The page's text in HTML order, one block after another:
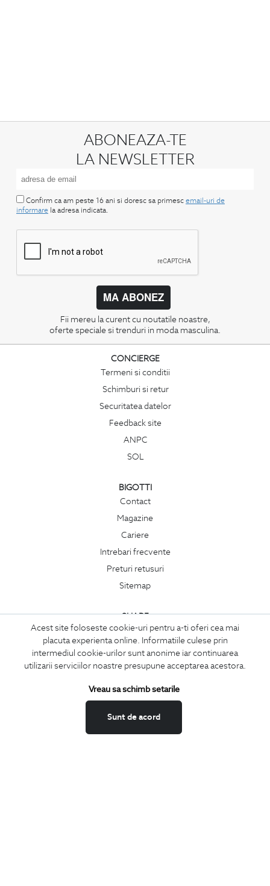
Acest site foloseste cookie-uri pentru a-ti oferi cea mai
placuta experienta online. Informatiile culese prin
intermediul cookie-urilor sunt anonime iar continuarea
utilizarii serviciilor noastre presupune acceptarea acestora.
Sunt de acord
Vreau sa schimb setarile
ABONEAZA-TE
LA NEWSLETTER
Confirm ca am peste 16 ani si doresc sa primesc email-uri de
informare la adresa indicata.
MA ABONEZ
Fii mereu la curent cu noutatile noastre,
oferte speciale si trenduri in moda masculina.
CONCIERGE
Termeni si conditii
Schimburi si retur
Securitatea datelor
Feedback site
ANPC
SOL
BIGOTTI
Contact
Magazine
Cariere
Intrebari frecvente
Preturi retusuri
Sitemap
SHARE
Facebook
LinkedIn
Twitter
Finalizeaza in 24h comanda si primesti10% DISCOUNT
toate produsele cu pret intreg adaugate in cos.
Discountul a fost activat si va fi vizibil in finalizarea comenzii.
APLICA DISCOUNT